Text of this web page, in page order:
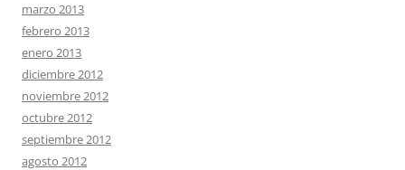
marzo 2013
febrero 2013
enero 2013
diciembre 2012
noviembre 2012
octubre 2012
septiembre 2012
agosto 2012